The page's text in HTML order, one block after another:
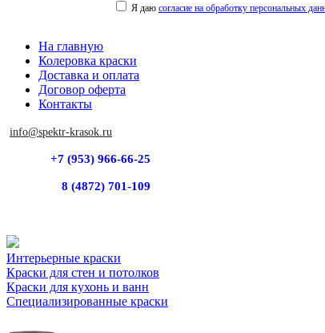
Я даю согласие на обработку персональных
На главную
Колеровка краски
Доставка и оплата
Договор оферта
Контакты
info@spektr-krasok.ru
+7 (953) 966-66-25
8 (4872) 701-109
Интерьерные краски
Краски для стен и потолков
Краски для кухонь и ванн
Специализированные краски